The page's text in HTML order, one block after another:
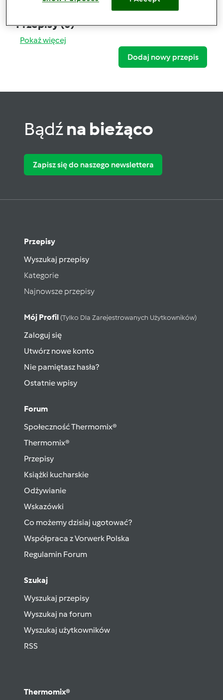
Przepisy(0)
Pokaż więcej
Dodaj nowy przepis
Bądźna bieżąco
Zapisz się do naszego newslettera
Przepisy
Wyszukaj przepisy
Kategorie
Najnowsze przepisy
Mój Profil (tylko Dla Zarejestrowanych Użytkowników)
Zaloguj się
Utwórz nowe konto
Nie pamiętasz hasła?
Ostatnie wpisy
Forum
Społeczność Thermomix®
Thermomix®
Przepisy
Książki kucharskie
Odżywianie
Wskazówki
Co możemy dzisiaj ugotować?
Współpraca z Vorwerk Polska
Regulamin Forum
Szukaj
Wyszukaj przepisy
Wyszukaj na forum
Wyszukaj użytkowników
RSS
Thermomix®